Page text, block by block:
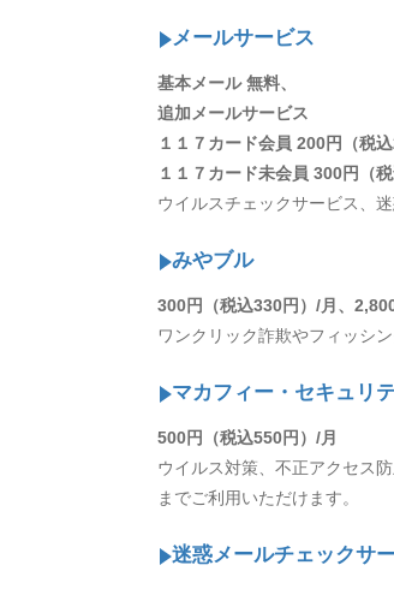
メールサービス
基本メール 無料、
追加メールサービス
１１７カード会員 200円（税
１１７カード未会員 300円（
ウイルスチェックサービス、
みやブル
300円（税込330円）/月、
ワンクリック詐欺やフィッシ
マカフィー・セキュリ
500円（税込550円）/月
ウイルス対策、不正アクセス
までご利用いただけます。
迷惑メールチェックサ